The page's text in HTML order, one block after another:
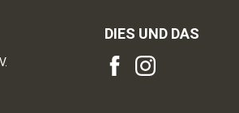
DIES UND DAS